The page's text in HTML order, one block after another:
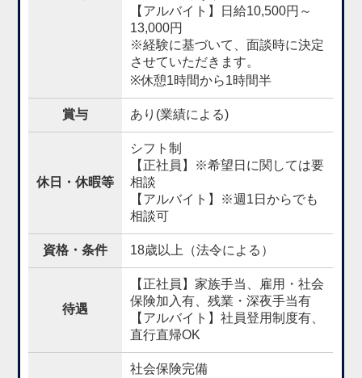
【アルバイト】日給10,500円～
13,000円
※経験に基づいて、面談時に決定
させていただきます。
※休憩1時間から1時間半
賞与 あり(業績による)
休日・休暇等
シフト制
【正社員】※希望日に関しては要
相談
【アルバイト】※週1日からでも
相談可
資格・条件 18歳以上（法令による）
待遇
【正社員】家族手当、雇用・社会
保険加入有、残業・深夜手当有
【アルバイト】社員登用制度有、
直行直帰OK
社会保険完備